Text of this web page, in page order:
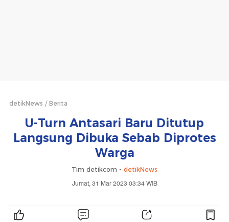
detikNews Berita
U-Turn Antasari Baru Ditutup
Langsung Dibuka Sebab Diprotes
Warga
Tim detikcom - detikNews
Jumat, 31 Mar 2023 03:34 WIB